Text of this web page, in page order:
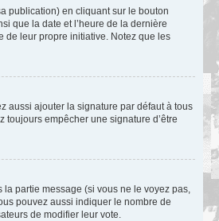
publication) en cliquant sur le bouton
que la date et l’heure de la dernière
de leur propre initiative. Notez que les
aussi ajouter la signature par défaut à tous
toujours empêcher une signature d’être
la partie message (si vous ne le voyez pas,
pouvez aussi indiquer le nombre de
de modifier leur vote.